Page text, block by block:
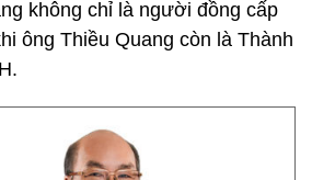
không chỉ là người đồng cấp
ông Thiều Quang còn là Thành